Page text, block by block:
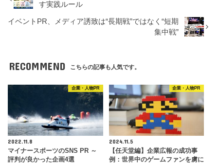
す実践ルール
イベントPR、メディア誘致は“長期戦”ではなく“短期
集中戦”
RECOMMEND こちらの記事も人気です。
企業・人物PR
2022.11.8
マイナースポーツのSNS PR ～
評判が良かった企画4選
企業・人物PR
2024.11.5
【任天堂編】企業広報の成功事
例：世界中のゲームファンを虜に